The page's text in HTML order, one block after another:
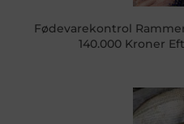
Fødevarekontrol
140.000 Kroner